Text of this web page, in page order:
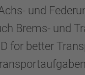
und
Brems- und
for better